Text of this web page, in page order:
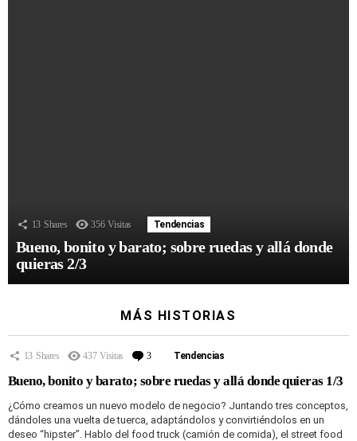
13 Shares 356 Visitas Tendencias
Bueno, bonito y barato; sobre ruedas y allá donde
quieras 2/3
MÁS HISTORIAS
13 Shares 437 Visitas 3 Comentarios
Tendencias
Bueno, bonito y barato; sobre ruedas y allá donde quieras 1/3
¿Cómo creamos un nuevo modelo de negocio? Juntando tres conceptos,
dándoles una vuelta de tuerca, adaptándolos y convirtiéndolos en un
deseo “hipster”. Hablo del food truck (camión de comida), el street food